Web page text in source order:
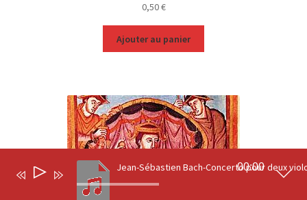
0,50€
Ajouter au panier
0
Lecteur
00:00